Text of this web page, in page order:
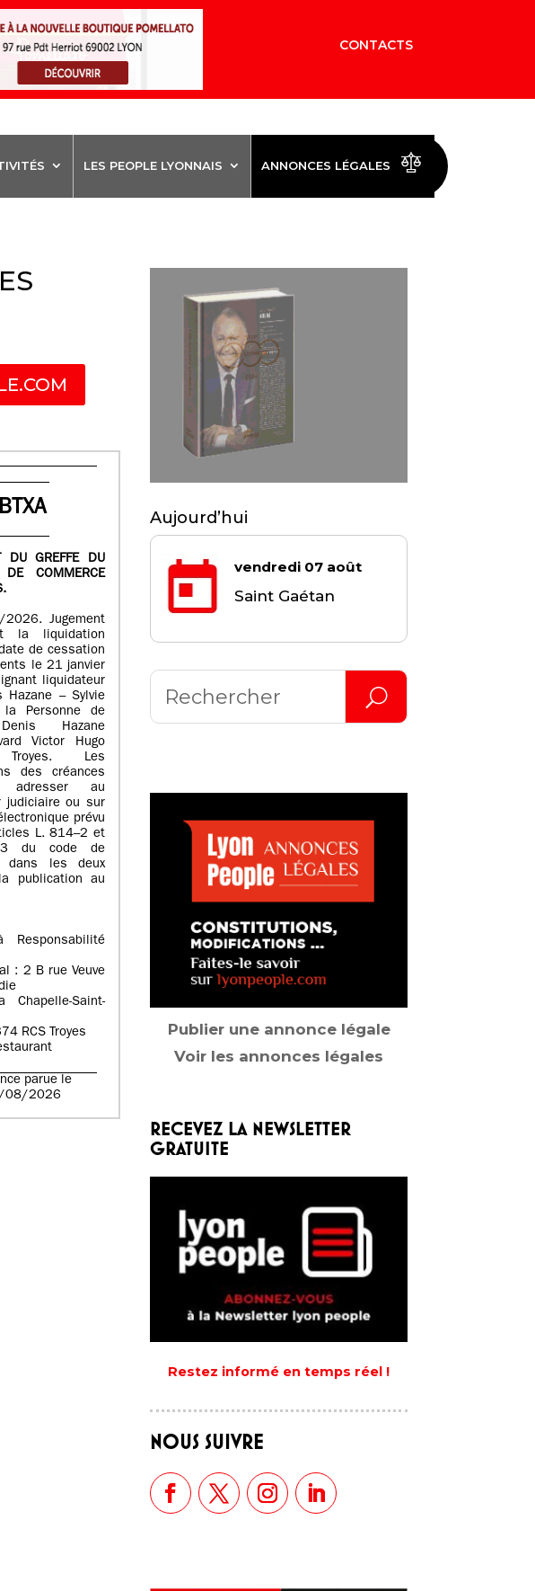
CONTACTS
LES PEOPLE LYONNAIS ANNONCES LÉGALES
BTXA
DU GREFFE DU
DE COMMERCE
Jugement
la liquidation
de cessation
le 21 janvier
liquidateur
Hazane – Sylvie
Personne de
Hazane
Victor Hugo
Les
des créances
au
judiciaire ou sur
prévu
L. 814–2 et
du code de
dans les deux
publication au
Responsabilité
: 2 B rue Veuve
Chapelle-Saint-
RCS Troyes
parue le
08/2026
Aujourd’hui
vendredi 07 août
Saint Gaétan
Publier une annonce légale
Voir les annonces légales
RECEVEZ LA NEWSLETTER
GRATUITE
Restez informé en temps réel !
NOUS SUIVRE